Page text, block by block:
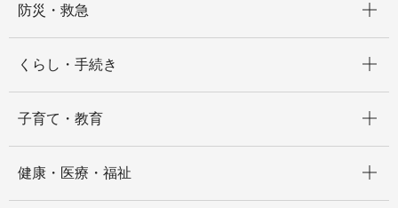
防災・救急
くらし・手続き
子育て・教育
健康・医療・福祉